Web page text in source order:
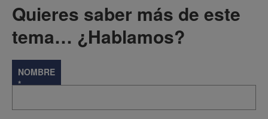
Quieres saber más de este
tema… ¿Hablamos?
NOMBRE
*